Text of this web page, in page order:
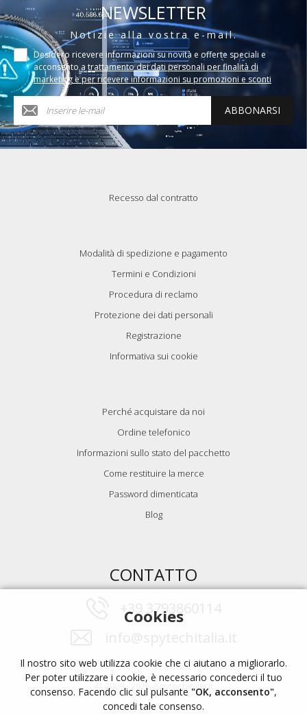
NEWSLETTER
Notizie alla vostra e-mail.
Desidero ricevere informazioni su novità e offerte speciali e
acconsento a trattamento dei dati personali per finalità di
marketing e per ricevere informazioni su promozioni e sconti
ABBONARSI
Recesso dal contratto
Modalità di spedizione e pagamento
Termini e Condizioni
Procedura di reclamo
Protezione dei dati personali
Registrazione
Informativa sui cookie
Perché acquistare da noi
Ordine telefonico
Informazioni sullo stato del pacchetto
Come restituire la merce
Password dimenticata
Blog
CONTATTO
+39 3793860114
© 2009 - 2026, Spytechitalia.it
Cookies
Il nostro sito web utilizza cookie che ci aiutano a migliorarlo.
Per poter utilizzare i cookie, è necessario concederci il tuo
consenso. Facendo clic sul pulsante "OK, acconsento",
concedi tale consenso.